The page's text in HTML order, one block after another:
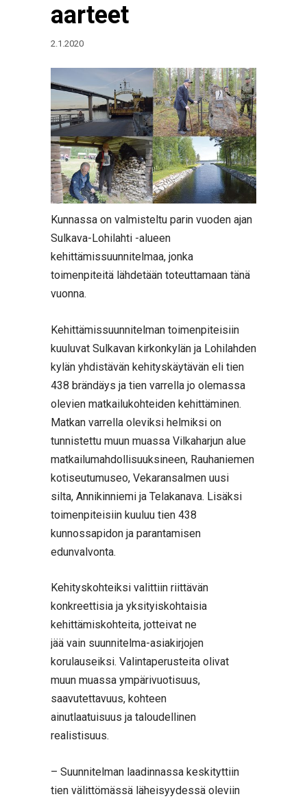
aarteet
2.1.2020
Kunnassa on valmisteltu parin vuoden ajan
Sulkava-Lohilahti -alueen
kehittämissuunnitelmaa, jonka
toimenpiteitä lähdetään toteuttamaan tänä
vuonna.
Kehittämissuunnitelman toimenpiteisiin
kuuluvat Sulkavan kirkonkylän ja Lohilahden
kylän yhdistävän kehityskäytävän eli tien
438 brändäys ja tien varrella jo olemassa
olevien matkailukohteiden kehittäminen.
Matkan varrella oleviksi helmiksi on
tunnistettu muun muassa Vilkaharjun alue
matkailumahdollisuuksineen, Rauhaniemen
kotiseutumuseo, Vekaransalmen uusi
silta, Annikinniemi ja Telakanava. Lisäksi
toimenpiteisiin kuuluu tien 438
kunnossapidon ja parantamisen
edunvalvonta.
Kehityskohteiksi valittiin riittävän
konkreettisia ja yksityiskohtaisia
kehittämiskohteita, jotteivat ne
jää vain suunnitelma-asiakirjojen
korulauseiksi. Valintaperusteita olivat
muun muassa ympärivuotisuus,
saavutettavuus, kohteen
ainutlaatuisuus ja taloudellinen
realistisuus.
– Suunnitelman laadinnassa keskityttiin
tien välittömässä läheisyydessä oleviin